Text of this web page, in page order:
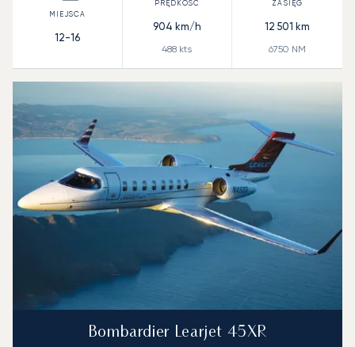
12-16
904 km/h
488 kts
12 501 km
6750 NM
Bombardier Learjet 45XR